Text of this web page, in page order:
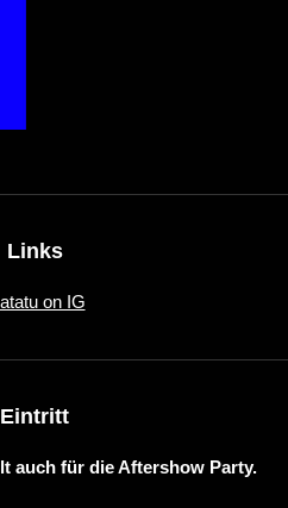
Links
on IG
Eintritt
auch für die Aftershow Party.